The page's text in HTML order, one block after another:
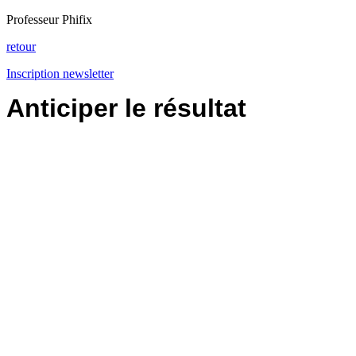
Professeur Phifix
retour
Inscription newsletter
Anticiper le résultat